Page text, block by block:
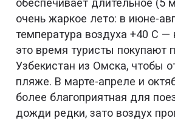
обеспечивает длительное (5
очень жаркое лето: в июне-
температура воздуха +40 С —
это время туристы покупают
Узбекистан из Омска, чтобы
пляже. В марте-апреле и
более благоприятная для
дожди редки, зато воздух